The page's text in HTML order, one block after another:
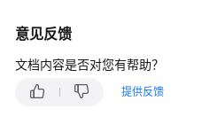
参
更
意见反馈
文档内容是否对您有帮助？
提供反馈